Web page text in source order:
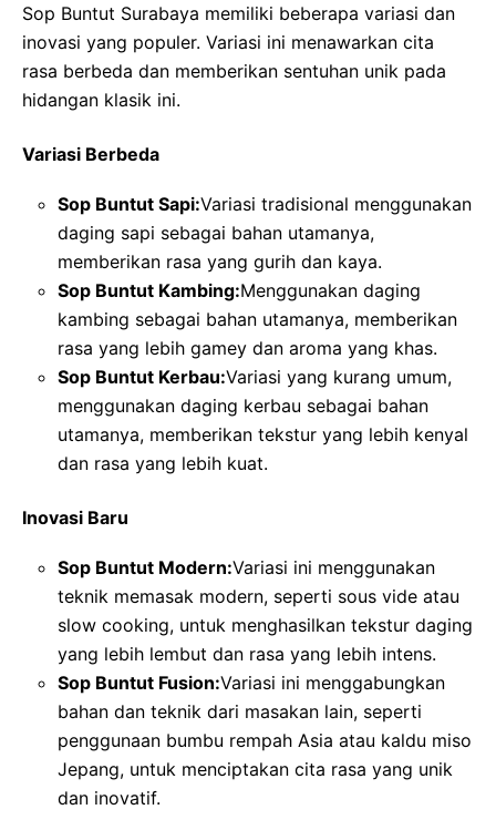
Sop Buntut Surabaya memiliki beberapa variasi dan
inovasi yang populer. Variasi ini menawarkan cita
rasa berbeda dan memberikan sentuhan unik pada
hidangan klasik ini.
Variasi Berbeda
Sop Buntut Sapi:Variasi tradisional menggunakan
daging sapi sebagai bahan utamanya,
memberikan rasa yang gurih dan kaya.
Sop Buntut Kambing:Menggunakan daging
kambing sebagai bahan utamanya, memberikan
rasa yang lebih gamey dan aroma yang khas.
Sop Buntut Kerbau:Variasi yang kurang umum,
menggunakan daging kerbau sebagai bahan
utamanya, memberikan tekstur yang lebih kenyal
dan rasa yang lebih kuat.
Inovasi Baru
Sop Buntut Modern:Variasi ini menggunakan
teknik memasak modern, seperti sous vide atau
slow cooking, untuk menghasilkan tekstur daging
yang lebih lembut dan rasa yang lebih intens.
Sop Buntut Fusion:Variasi ini menggabungkan
bahan dan teknik dari masakan lain, seperti
penggunaan bumbu rempah Asia atau kaldu miso
Jepang, untuk menciptakan cita rasa yang unik
dan inovatif.